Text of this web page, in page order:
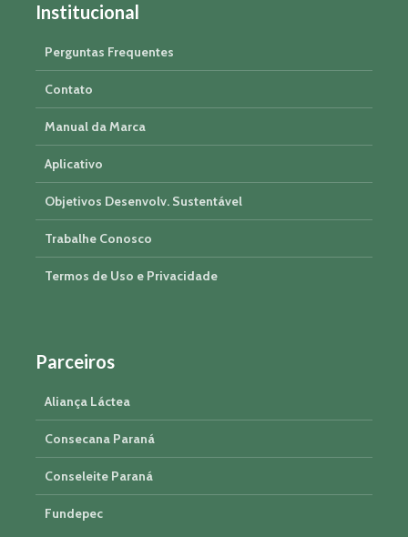
Institucional
Perguntas Frequentes
Contato
Manual da Marca
Aplicativo
Objetivos Desenvolv. Sustentável
Trabalhe Conosco
Termos de Uso e Privacidade
Parceiros
Aliança Láctea
Consecana Paraná
Conseleite Paraná
Fundepec